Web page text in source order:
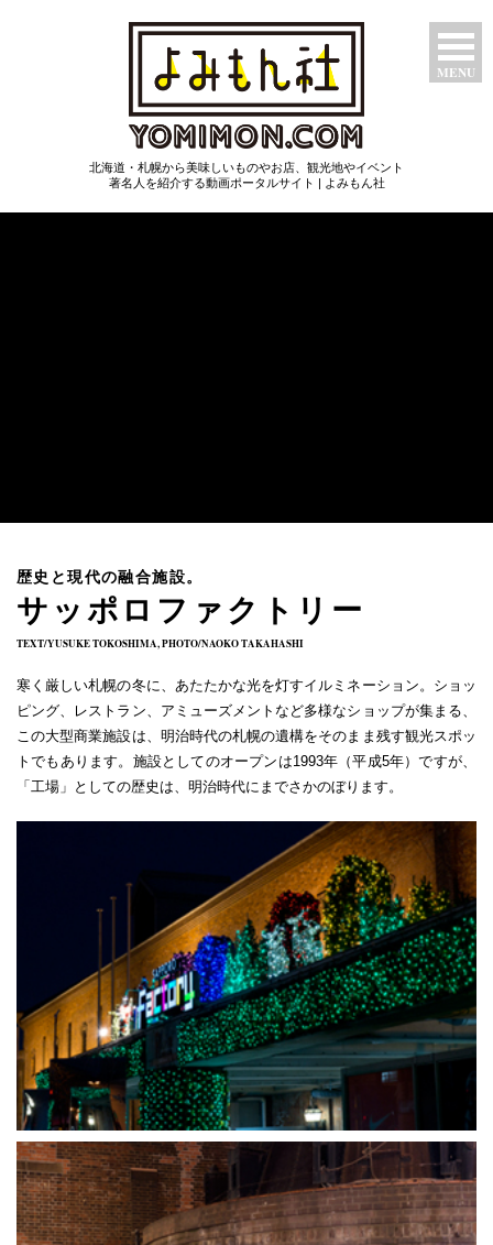
MENU
北海道・札幌から美味しいものやお店、観光地やイベント
著名人を紹介する動画ポータルサイト | よみもん社
歴史と現代の融合施設。
サッポロファクトリー
TEXT/YUSUKE TOKOSHIMA, PHOTO/NAOKO TAKAHASHI
寒く厳しい札幌の冬に、あたたかな光を灯すイルミネーション。ショッ
ピング、レストラン、アミューズメントなど多様なショップが集まる、
この大型商業施設は、明治時代の札幌の遺構をそのまま残す観光スポッ
トでもあります。施設としてのオープンは1993年（平成5年）ですが、
「工場」としての歴史は、明治時代にまでさかのぼります。